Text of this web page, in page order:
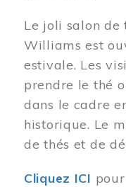
Le joli salon de
Williams est
estivale. Les
prendre le thé
dans le cadre
historique. Le
de thés et de
Cliquez ICI